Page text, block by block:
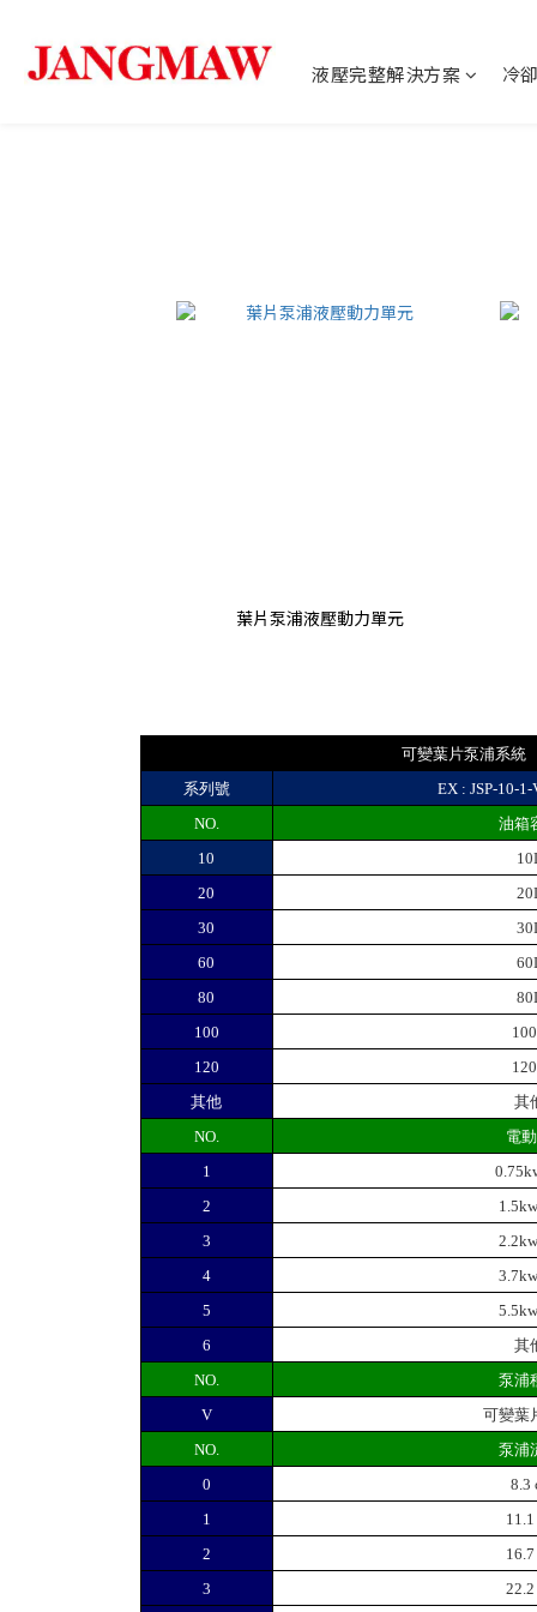
液壓完整解決方案 冷
葉片泵浦液壓動力單元
可變葉片泵浦系統
系列號
EX : JSP-10-
NO.
油箱
10
20
30
60
80
100
120
其他
其
NO.
電
1
2
3
4
5
6
其
NO.
泵浦
V
可變葉
NO.
泵浦
0
8.3
1
2
3